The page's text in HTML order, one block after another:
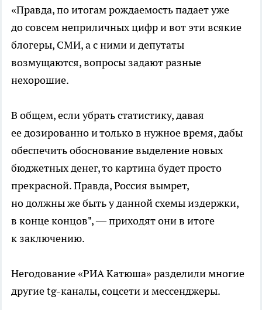
«Правда, по итогам рождаемость падает уже
до совсем неприличных цифр и вот эти всякие
блогеры, СМИ, а с ними и депутаты
возмущаются, вопросы задают разные
нехорошие.
В общем, если убрать статистику, давая
ее дозированно и только в нужное время, дабы
обеспечить обоснование выделение новых
бюджетных денег, то картина будет просто
прекрасной. Правда, Россия вымрет,
но должны же быть у данной схемы издержки,
в конце концов", — приходят они в итоге
к заключению.
Негодование «РИА Катюша» разделили многие
другие tg-каналы, соцсети и мессенджеры.